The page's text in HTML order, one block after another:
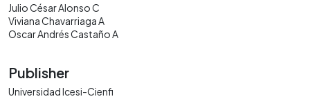
Julio César Alonso C
Viviana Chavarriaga A
Oscar Andrés Castaño A
Publisher
Universidad Icesi-Cienfi